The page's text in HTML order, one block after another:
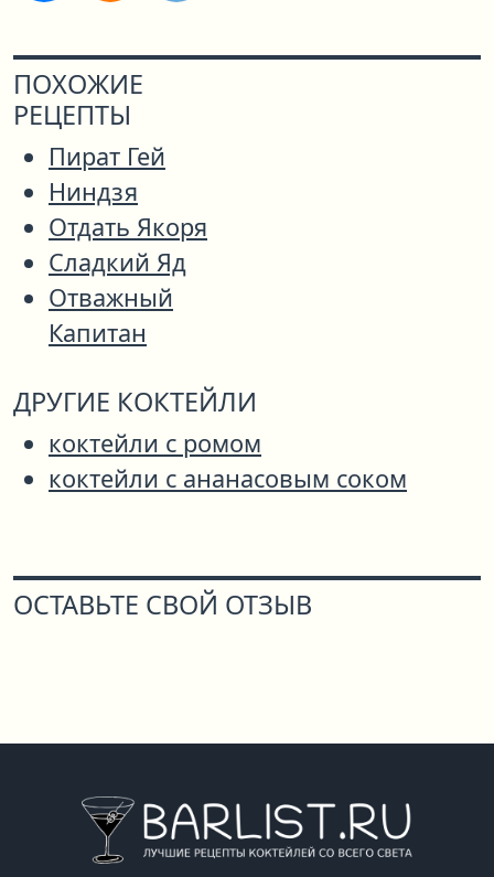
ПОХОЖИЕ
РЕЦЕПТЫ
Пират Гей
Ниндзя
Отдать Якоря
Сладкий Яд
Отважный
Капитан
ДРУГИЕ КОКТЕЙЛИ
коктейли с ромом
коктейли с ананасовым соком
ОСТАВЬТЕ СВОЙ ОТЗЫВ